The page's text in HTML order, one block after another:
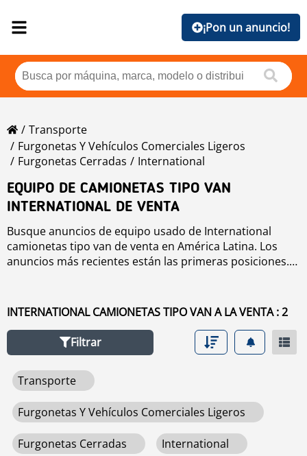
¡Pon un anuncio!
Transporte
Furgonetas Y Vehículos Comerciales Ligeros
Furgonetas Cerradas
International
EQUIPO DE CAMIONETAS TIPO VAN
INTERNATIONAL DE VENTA
Busque anuncios de equipo usado de International
camionetas tipo van de venta en América Latina. Los
anuncios más recientes están las primeras posiciones.
horas de uso, país. Para buscar cualquier equipo usado
INTERNATIONAL CAMIONETAS TIPO VAN A LA VENTA : 2
Filtrar
Transporte
Furgonetas Y Vehículos Comerciales Ligeros
Furgonetas Cerradas International